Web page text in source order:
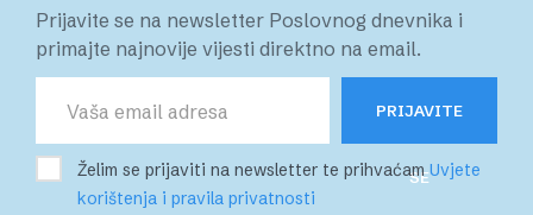
Prijavite se na newsletter Poslovnog dnevnika i
primajte najnovije vijesti direktno na email.
PRIJAVITE
SE
Želim se prijaviti na newsletter te prihvaćamUvjete
korištenja i pravila privatnosti